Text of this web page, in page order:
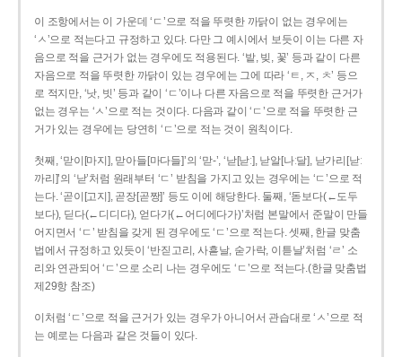
이 조항에서는 이 가운데 ‘ㄷ’으로 적을 뚜렷한 까닭이 없는 경우에는
‘ㅅ’으로 적는다고 규정하고 있다. 다만 그 예시에서 보듯이 이는 다른 자
음으로 적을 근거가 없는 경우에도 적용된다. ‘밭, 빚, 꽃’ 등과 같이 다른
자음으로 적을 뚜렷한 까닭이 있는 경우에는 그에 따라 ‘ㅌ, ㅈ, ㅊ’ 등으
로 적지만, ‘낫, 빗’ 등과 같이 ‘ㄷ’이나 다른 자음으로 적을 뚜렷한 근거가
없는 경우는 ‘ㅅ’으로 적는 것이다. 다음과 같이 ‘ㄷ’으로 적을 뚜렷한 근
거가 있는 경우에는 당연히 ‘ㄷ’으로 적는 것이 원칙이다.
첫째, ‘맏이[마지], 맏아들[마다들]’의 ‘맏-’, ‘낟[낟ː], 낟알[나ː달], 낟가리[낟ː
까리]’의 ‘낟’처럼 원래부터 ‘ㄷ’ 받침을 가지고 있는 경우에는 ‘ㄷ’으로 적
는다. ‘곧이[고지], 곧장[곧짱]’ 등도 이에 해당한다. 둘째, ‘돋보다(←도두
보다), 딛다(←디디다), 얻다가(←어디에다가)’처럼 본말에서 준말이 만들
어지면서 ‘ㄷ’ 받침을 갖게 된 경우에도 ‘ㄷ’으로 적는다. 셋째, 한글 맞춤
법에서 규정하고 있듯이 ‘반짇고리, 사흗날, 숟가락, 이튿날’처럼 ‘ㄹ’ 소
리와 연관되어 ‘ㄷ’으로 소리 나는 경우에도 ‘ㄷ’으로 적는다.(한글 맞춤법
제29항 참조)
이처럼 ‘ㄷ’으로 적을 근거가 있는 경우가 아니어서 관습대로 ‘ㅅ’으로 적
는 예로는 다음과 같은 것들이 있다.